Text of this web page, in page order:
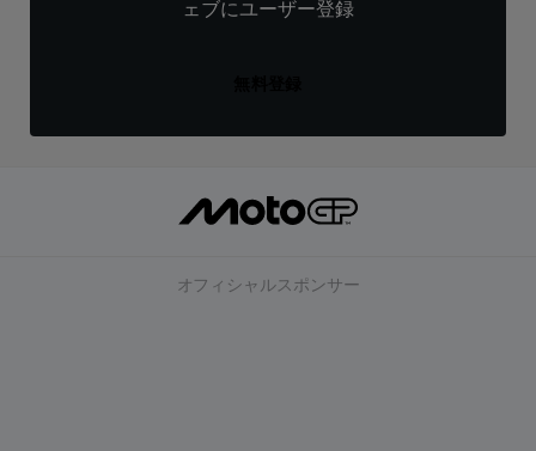
ェブにユーザー登録
オフィシャルスポンサー